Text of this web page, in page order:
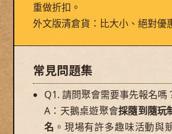
重做折扣。
外文版清倉貨：比大小、絕對優
常見問題集
Q1. 請問聚會需要事先報名嗎
A：天鵝桌遊聚會採隨到隨玩
名 。現場有許多趣味活動與